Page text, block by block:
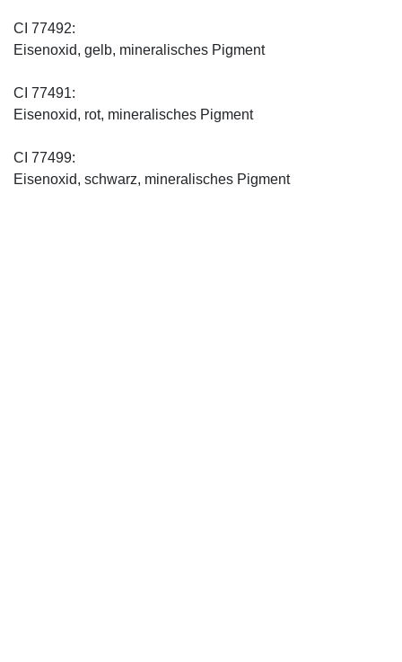
CI 77492:
Eisenoxid, gelb, mineralisches Pigment
CI 77491:
Eisenoxid, rot, mineralisches Pigment
CI 77499:
Eisenoxid, schwarz, mineralisches Pigment